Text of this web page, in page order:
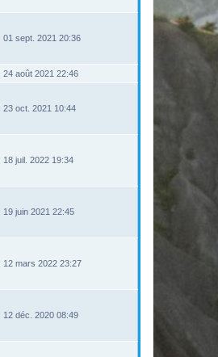
01 sept. 2021 20:36
24 août 2021 22:46
23 oct. 2021 10:44
18 juil. 2022 19:34
19 juin 2021 22:45
12 mars 2022 23:27
12 déc. 2020 08:49